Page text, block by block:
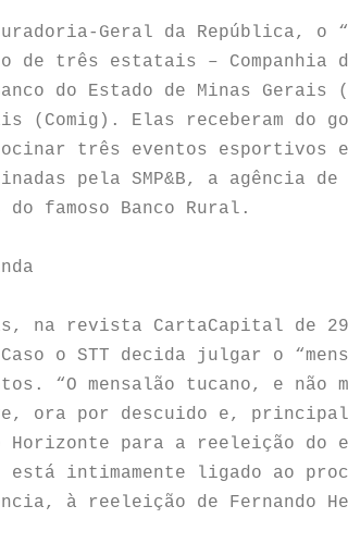
Geral da República, o
de três estatais – Companhia
do Estado de Minas Gerais
(Comig). Elas receberam do
três eventos esportivos
pela SMP&B, a agência
famoso Banco Rural.
na revista CartaCapital de
o STT decida julgar o
“O mensalão tucano, e não
ora por descuido e,
para a reeleição do
está intimamente ligado ao
à reeleição de Fernando